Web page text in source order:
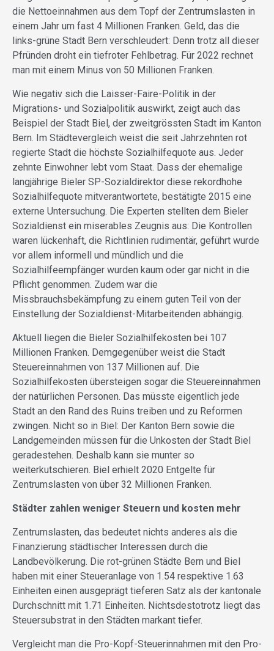
die Nettoeinnahmen aus dem Topf der Zentrumslasten in
einem Jahr um fast 4 Millionen Franken. Geld, das die
links-grüne Stadt Bern verschleudert: Denn trotz all dieser
Pfründen droht ein tiefroter Fehlbetrag. Für 2022 rechnet
man mit einem Minus von 50 Millionen Franken.
Wie negativ sich die Laisser-Faire-Politik in der
Migrations- und Sozialpolitik auswirkt, zeigt auch das
Beispiel der Stadt Biel, der zweitgrössten Stadt im Kanton
Bern. Im Städtevergleich weist die seit Jahrzehnten rot
regierte Stadt die höchste Sozialhilfequote aus. Jeder
zehnte Einwohner lebt vom Staat. Dass der ehemalige
langjährige Bieler SP-Sozialdirektor diese rekordhohe
Sozialhilfequote mitverantwortete, bestätigte 2015 eine
externe Untersuchung. Die Experten stellten dem Bieler
Sozialdienst ein miserables Zeugnis aus: Die Kontrollen
waren lückenhaft, die Richtlinien rudimentär, geführt wurde
vor allem informell und mündlich und die
Sozialhilfeempfänger wurden kaum oder gar nicht in die
Pflicht genommen. Zudem war die
Missbrauchsbekämpfung zu einem guten Teil von der
Einstellung der Sozialdienst-Mitarbeitenden abhängig.
Aktuell liegen die Bieler Sozialhilfekosten bei 107
Millionen Franken. Demgegenüber weist die Stadt
Steuereinnahmen von 137 Millionen auf. Die
Sozialhilfekosten übersteigen sogar die Steuereinnahmen
der natürlichen Personen. Das müsste eigentlich jede
Stadt an den Rand des Ruins treiben und zu Reformen
zwingen. Nicht so in Biel: Der Kanton Bern sowie die
Landgemeinden müssen für die Unkosten der Stadt Biel
geradestehen. Deshalb kann sie munter so
weiterkutschieren. Biel erhielt 2020 Entgelte für
Zentrumslasten von über 32 Millionen Franken.
Städter zahlen weniger Steuern und kosten mehr
Zentrumslasten, das bedeutet nichts anderes als die
Finanzierung städtischer Interessen durch die
Landbevölkerung. Die rot-grünen Städte Bern und Biel
haben mit einer Steueranlage von 1.54 respektive 1.63
Einheiten einen ausgeprägt tieferen Satz als der kantonale
Durchschnitt mit 1.71 Einheiten. Nichtsdestotrotz liegt das
Steuersubstrat in den Städten markant tiefer.
Vergleicht man die Pro-Kopf-Steuerinnahmen mit den Pro-